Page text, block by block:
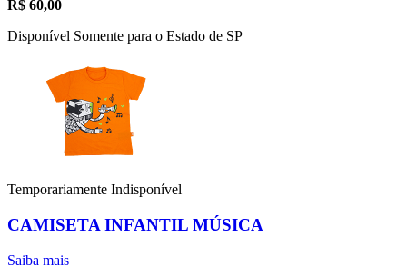
R$ 60,00
Disponível Somente para o Estado de SP
Temporariamente Indisponível
CAMISETA INFANTIL MÚSICA
Saiba mais